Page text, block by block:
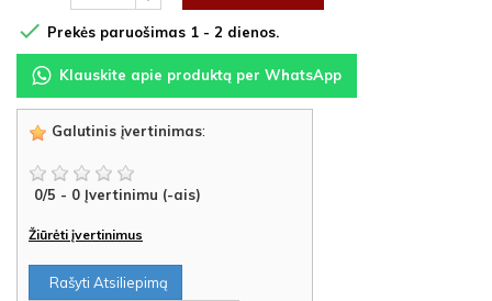
 Prekės paruošimas 1 - 2 dienos.
Klauskite apie produktą per WhatsApp
Galutinis įvertinimas:
0/5 - 0 Įvertinimu (-ais)
Žiūrėti įvertinimus
Rašyti Atsiliepimą